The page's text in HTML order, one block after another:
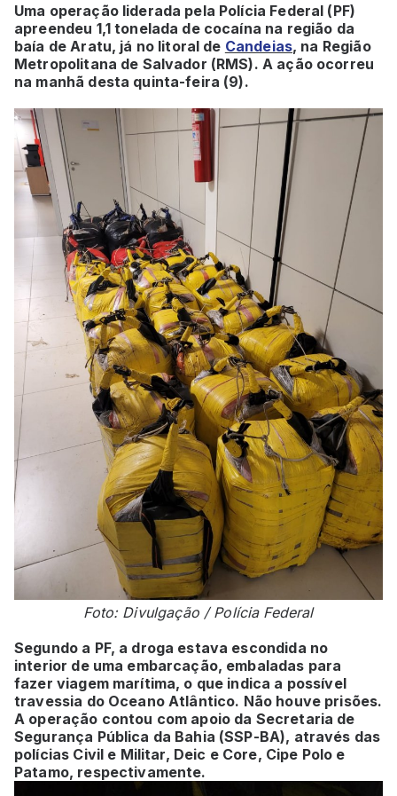
Uma operação liderada pela Polícia Federal (PF)
apreendeu 1,1 tonelada de cocaína na região da
baía de Aratu, já no litoral de Candeias, na Região
Metropolitana de Salvador (RMS). A ação ocorreu
na manhã desta quinta-feira (9).
Foto: Divulgação / Polícia Federal
Segundo a PF, a droga estava escondida no
interior de uma embarcação, embaladas para
fazer viagem marítima, o que indica a possível
travessia do Oceano Atlântico. Não houve prisões.
A operação contou com apoio da Secretaria de
Segurança Pública da Bahia (SSP-BA), através das
polícias Civil e Militar, Deic e Core, Cipe Polo e
Patamo, respectivamente.